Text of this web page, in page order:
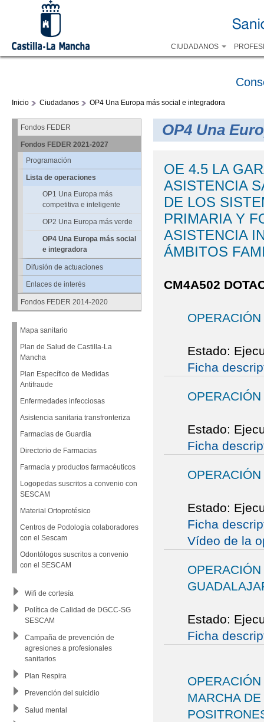
CIUDADANOS
Inicio Ciudadanos OP4 Una Europa más social e integradora
Fondos FEDER
Fondos FEDER 2021-2027
Programación
Lista de operaciones
OP1 Una Europa más
competitiva e inteligente
OP2 Una Europa más verde
OP4 Una Europa más social
e integradora
Difusión de actuaciones
Enlaces de interés
Fondos FEDER 2014-2020
Mapa sanitario
Plan de Salud de Castilla-La
Mancha
Plan Específico de Medidas
Antifraude
Enfermedades infecciosas
Asistencia sanitaria transfronteriza
Farmacias de Guardia
Directorio de Farmacias
Farmacia y productos farmacéuticos
Logopedas suscritos a convenio con
SESCAM
Material Ortoprotésico
Centros de Podología colaboradores
con el Sescam
Odontólogos suscritos a convenio
con el SESCAM
Wifi de cortesía
Política de Calidad de DGCC-SG
SESCAM
Campaña de prevención de
agresiones a profesionales
sanitarios
Plan Respira
Prevención del suicidio
Salud mental
OP4 Una
OE 4.5 LA
ASISTENCIA
DE LOS
PRIMARIA Y
ASISTENCIA
ÁMBITOS
CM4A502
Estado:
Ficha
Estado:
Ficha
Estado:
Ficha
Vídeo de la
Estado:
Ficha
MARCHA